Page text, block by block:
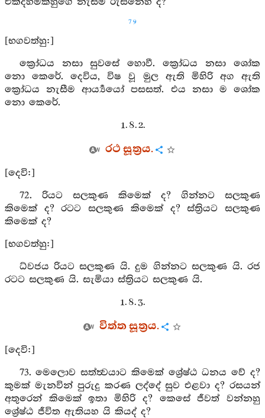
79
[භගවත්හු:]
ක්‍රෝධය නසා සුවසේ හොවී. ක්‍රෝධය නසා ශෝක
නො කෙරේ. දෙවිය, විෂ වූ මුල ඇති මිහිරි අග ඇති
ක්‍රෝධය නැසීම ආර්‍ය්‍යයෝ පසසත්. එය නසා ම ශෝක
නො කෙරේ.
1. 8. 2.
රථ සූත්‍රය.
[දෙවි:]
72. රියට සලකුණ කිමෙක් ද? ගින්නට සලකුණ
කිමෙක් ද? රටට සලකුණ කිමෙක් ද? ස්ත්‍රියට සලකුණ
කිමෙක් ද?
[භගවත්හු:]
ධ්වජය රියට සලකුණ යි. දුම ගින්නට සලකුණ යි. රජ
රටට සලකුණ යි. සැමියා ස්ත්‍රියට සලකුණ යි.
1. 8. 3.
විත්ත සූත්‍රය.
[දෙවි:]
73. මෙලොව සත්ත්‍වයාට කිමෙක් ශ්‍රේෂ්ඨ ධනය වේ ද?
කුමක් මැනවින් පුරුදු කරණ ලද්දේ සුව එළවා ද? රසයන්
අතුරෙන් කිමෙක් ඉතා මිහිරි ද? කෙසේ ජීවත් වන්නහු
ශ්‍රේෂ්ඨ ජීවිත ඇතියහ යි කියද් ද?